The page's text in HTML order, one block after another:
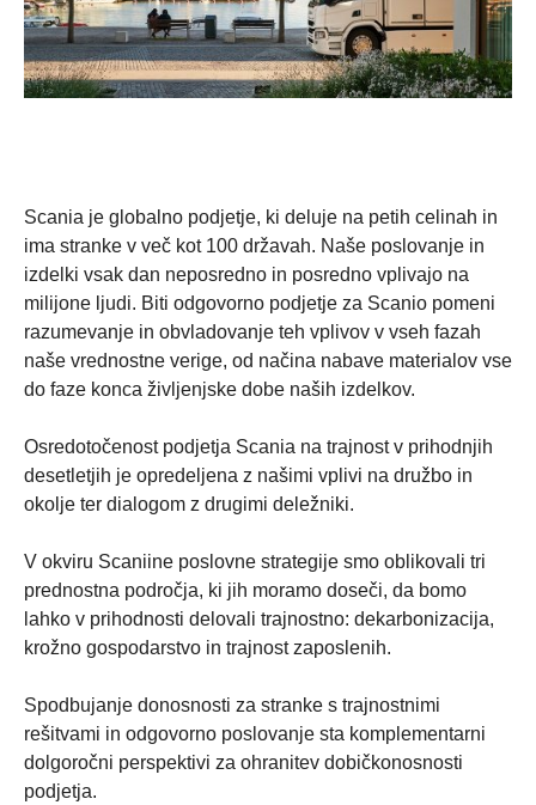
Scania je globalno podjetje, ki deluje na petih celinah in
ima stranke v več kot 100 državah. Naše poslovanje in
izdelki vsak dan neposredno in posredno vplivajo na
milijone ljudi. Biti odgovorno podjetje za Scanio pomeni
razumevanje in obvladovanje teh vplivov v vseh fazah
naše vrednostne verige, od načina nabave materialov vse
do faze konca življenjske dobe naših izdelkov.
Osredotočenost podjetja Scania na trajnost v prihodnjih
desetletjih je opredeljena z našimi vplivi na družbo in
okolje ter dialogom z drugimi deležniki.
V okviru Scaniine poslovne strategije smo oblikovali tri
prednostna področja, ki jih moramo doseči, da bomo
lahko v prihodnosti delovali trajnostno: dekarbonizacija,
krožno gospodarstvo in trajnost zaposlenih.
Spodbujanje donosnosti za stranke s trajnostnimi
rešitvami in odgovorno poslovanje sta komplementarni
dolgoročni perspektivi za ohranitev dobičkonosnosti
podjetja.